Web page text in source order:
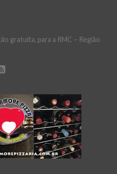
gratuita, para a RMC – Região